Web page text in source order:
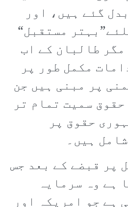
گئے ہیں، اور
مستقبل“
طالبان کے اب
مکمل طور پر
پر مبنی ہیں جن
سمیت تمام تر
حقوق پر
ہیں۔
پر قبضے کے بعد جس
ہے وہ سرمایہ